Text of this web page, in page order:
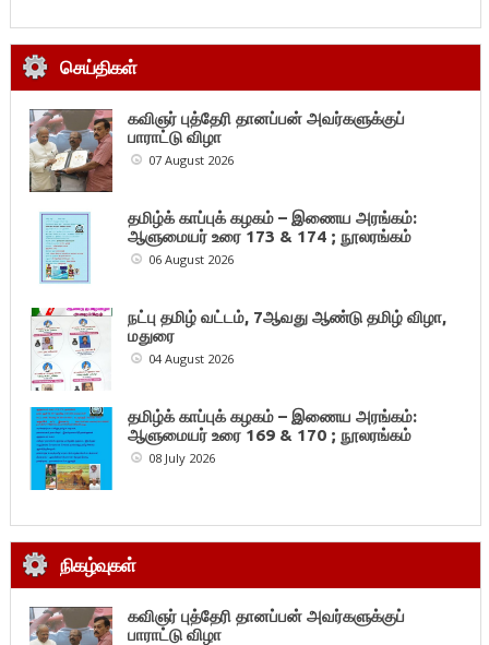
செய்திகள்
கவிஞர் புத்தேரி தானப்பன் அவர்களுக்குப்
பாராட்டு விழா
07 August 2026
தமிழ்க் காப்புக் கழகம் – இணைய அரங்கம்:
ஆளுமையர் உரை 173 & 174 ; நூலரங்கம்
06 August 2026
நட்பு தமிழ் வட்டம், 7ஆவது ஆண்டு தமிழ் விழா,
மதுரை
04 August 2026
தமிழ்க் காப்புக் கழகம் – இணைய அரங்கம்:
ஆளுமையர் உரை 169 & 170 ; நூலரங்கம்
08 July 2026
நிகழ்வுகள்
கவிஞர் புத்தேரி தானப்பன் அவர்களுக்குப்
பாராட்டு விழா